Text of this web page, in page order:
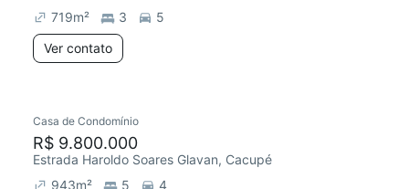
719m² 3
5
Ver contato
Casa de Condomínio
R$ 9.800.000
Estrada Haroldo Soares Glavan, Cacupé
943m² 5 4